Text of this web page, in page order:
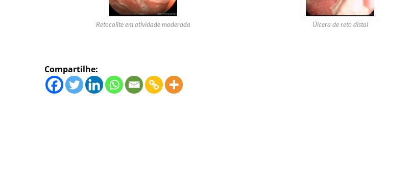
Retocolite em atividade moderada Úlcera de reto distal
Compartilhe: